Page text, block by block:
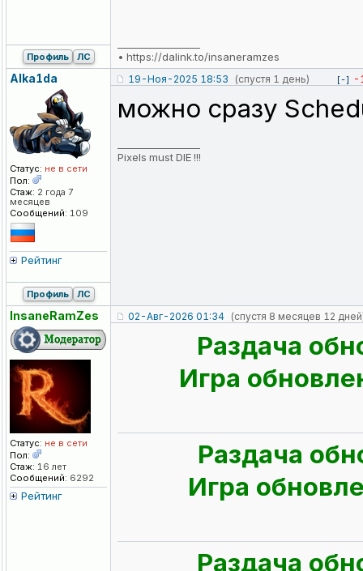
• https://dalink.to/insaneramzes
Профиль ЛС
Alka1da
Статус: не в сети
Пол:
Стаж: 2 года 7
месяцев
Сообщений: 109
Рейтинг
19-Ноя-2025 18:53 (спустя 1 день) [-] -
можно сразу
Pixels must DIE !!!
Профиль ЛС
InsaneRamZes
Статус: не в сети
Пол:
Стаж: 16 лет
Сообщений: 6292
Рейтинг
02-Авг-2026 01:34 (спустя 8 месяцев 12
Раздача
Игра
Раздача
Игра
Раздача